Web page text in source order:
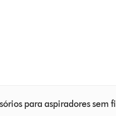
para aspiradores sem